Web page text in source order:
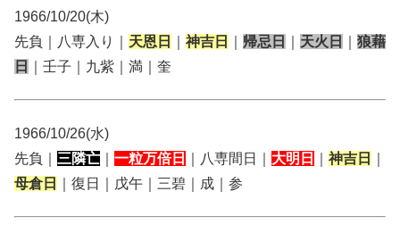
1966/10/20(木)
先負｜八専入り｜ 天恩日 神吉日 帰忌日 天火日
狼藉
日
｜壬子｜九紫｜満｜奎
1966/10/26(水)
先負｜ 三隣亡 一粒万倍日 ｜八専間日｜ 大明日 神吉日
母倉日
｜復日｜戊午｜三碧｜成｜参